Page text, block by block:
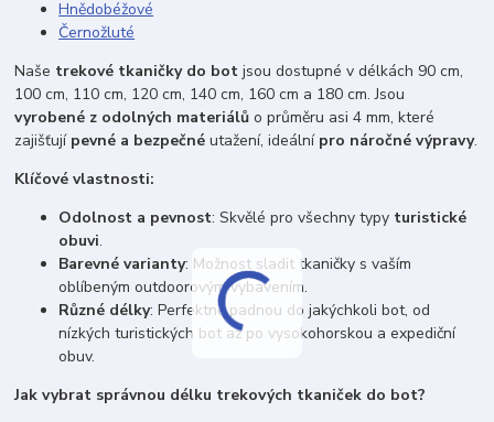
Hnědobéžové
Černožluté
Naše trekové tkaničky do bot jsou dostupné v délkách 90 cm,
100 cm, 110 cm, 120 cm, 140 cm, 160 cm a 180 cm. Jsou
vyrobené z odolných materiálů o průměru asi 4 mm, které
zajišťují pevné a bezpečné utažení, ideální pro náročné výpravy.
Klíčové vlastnosti:
Odolnost a pevnost: Skvělé pro všechny typy turistické
obuvi.
Barevné varianty: Možnost sladit tkaničky s vaším
oblíbeným outdoorovým vybavením.
Různé délky: Perfektně padnou do jakýchkoli bot, od
nízkých turistických bot až po vysokohorskou a expediční
obuv.
Jak vybrat správnou délku trekových tkaniček do bot?